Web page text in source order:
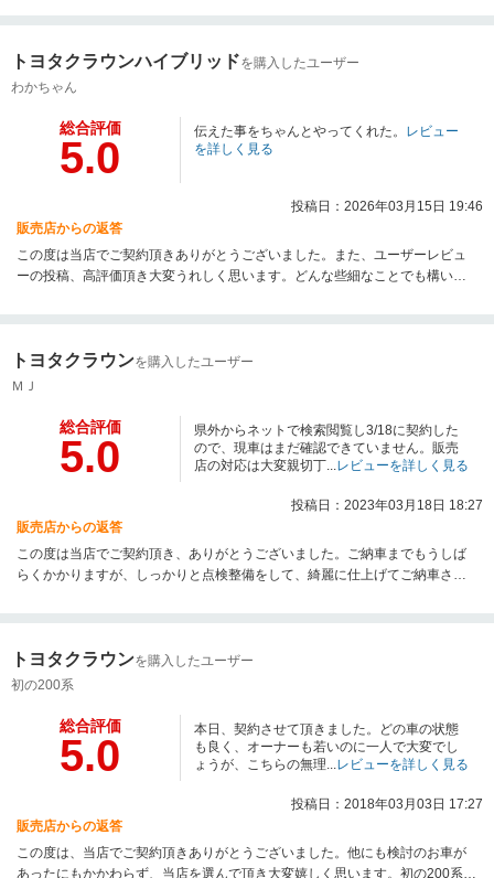
す。
トヨタクラウンハイブリッドを購入したユーザー
わかちゃん
総合評価
5.0
伝えた事をちゃんとやってくれた。 レビュー
を詳しく見る
投稿日：2026年03月15日 19:46
販売店からの返答
この度は当店でご契約頂きありがとうございました。また、ユーザーレビュ
ーの投稿、高評価頂き大変うれしく思います。どんな些細なことでも構いま
い。今後ともどうぞよろしくお願いいたします。
トヨタクラウンを購入したユーザー
ＭＪ
総合評価
5.0
県外からネットで検索閲覧し3/18に契約した
ので、現車はまだ確認できていません。販売
店の対応は大変親切丁...レビューを詳しく見る
投稿日：2023年03月18日 18:27
販売店からの返答
この度は当店でご契約頂き、ありがとうございました。ご納車までもうしば
らくかかりますが、しっかりと点検整備をして、綺麗に仕上げてご納車させ
願いします。
トヨタクラウンを購入したユーザー
初の200系
総合評価
5.0
本日、契約させて頂きました。どの車の状態
も良く、オーナーも若いのに一人で大変でし
ょうが、こちらの無理...レビューを詳しく見る
投稿日：2018年03月03日 17:27
販売店からの返答
この度は、当店でご契約頂きありがとうございました。他にも検討のお車が
あったにもかかわらず、当店を選んで頂き大変嬉しく思います。初の200系様